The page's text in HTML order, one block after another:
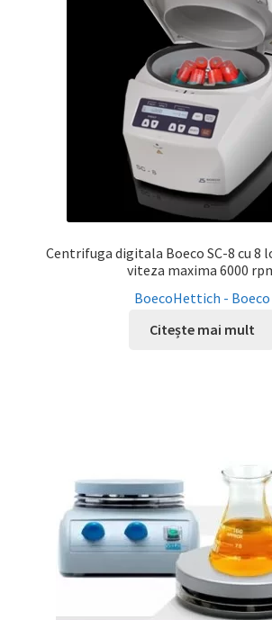
Centrifuga digitala Boeco SC-8 cu 8
viteza maxima 6000
BoecoHettich - Boeco
Citește mai mult